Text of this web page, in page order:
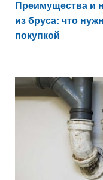
Преимущества и
из бруса: что
покупкой